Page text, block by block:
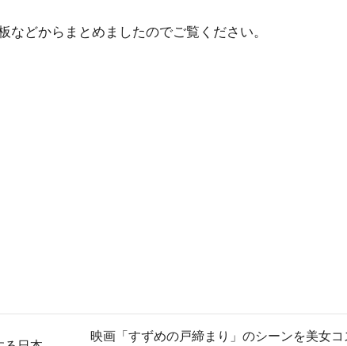
どからまとめましたのでご覧ください。
映画「すずめの戸締まり」のシーンを美女コ